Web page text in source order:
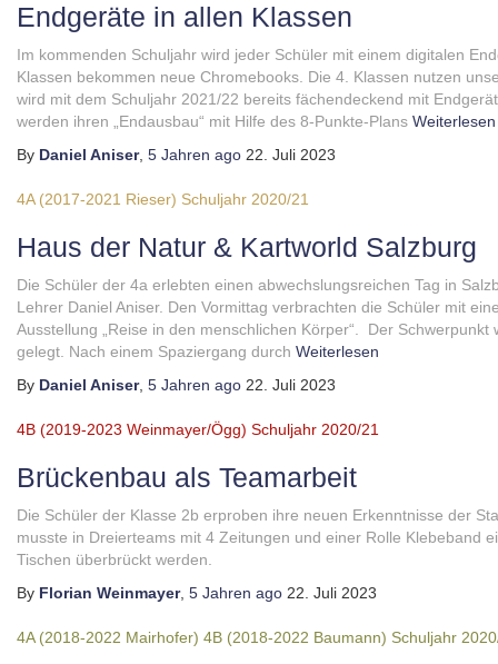
Endgeräte in allen Klassen
Im kommenden Schuljahr wird jeder Schüler mit einem digitalen
Klassen bekommen neue Chromebooks. Die 4. Klassen nutzen
wird mit dem Schuljahr 2021/22 bereits fächendeckend mit
werden ihren „Endausbau“ mit Hilfe des 8-Punkte-Plans Weiterlesen
By Daniel Aniser, 5 Jahren ago 22. Juli 2023
4A (2017-2021 Rieser) Schuljahr 2020/21
Haus der Natur & Kartworld Salzburg
Die Schüler der 4a erlebten einen abwechslungsreichen Tag in
Lehrer Daniel Aniser. Den Vormittag verbrachten die Schüler mit
Ausstellung „Reise in den menschlichen Körper“. Der
gelegt. Nach einem Spaziergang durch Weiterlesen
By Daniel Aniser, 5 Jahren ago 22. Juli 2023
4B (2019-2023 Weinmayer/Ögg) Schuljahr 2020/21
Brückenbau als Teamarbeit
Die Schüler der Klasse 2b erproben ihre neuen Erkenntnisse der
musste in Dreierteams mit 4 Zeitungen und einer Rolle Klebeband
Tischen überbrückt werden.
By Florian Weinmayer, 5 Jahren ago 22. Juli 2023
4A (2018-2022 Mairhofer) 4B (2018-2022 Baumann) Schuljahr